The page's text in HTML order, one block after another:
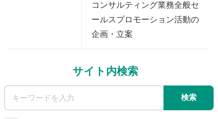
コンサルティング業務全般セ
ールスプロモーション活動の
企画・立案
サイト内検索
検索